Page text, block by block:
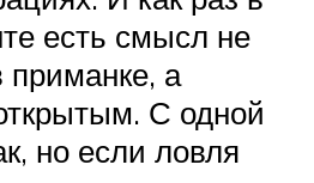
есть смысл не
приманке, а
С одной
но если ловля